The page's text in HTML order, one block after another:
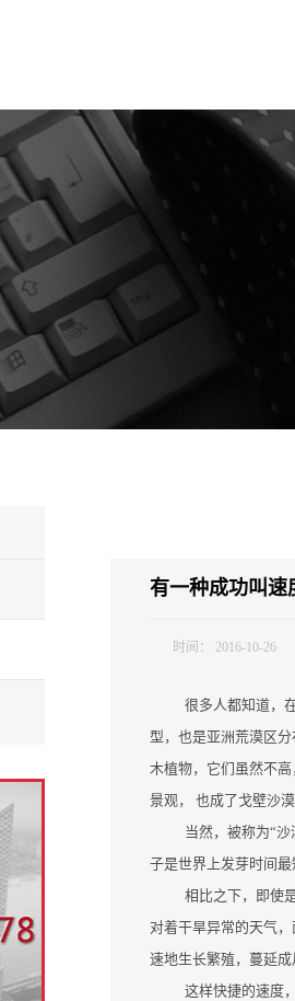
有一种成功叫速
时间： 2016-10-26
很多人都知道，
型，也是亚洲荒漠区
木植物，它们虽然不
景观， 也成了戈壁沙
当然，被称为“
子是世界上发芽时间
相比之下，即使
对着干旱异常的天气
速地生长繁殖，蔓延成
这样快捷的速度